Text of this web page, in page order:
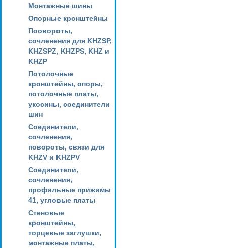
Монтажные шины
Опорные кронштейны
Поовороты,
сочленения для KHZSP,
KHZSPZ, KHZPS, KHZ и
KHZP
Потолочные
кронштейны, опоры,
потолочные платы,
укосины, соединители
шин
Соединители,
сочленения,
повороты, связи для
KHZV и KHZPV
Соединители,
сочленения,
профильные прижимы
41, угловые платы
Стеновые
кронштейны,
торцевые заглушки,
монтажные платы,